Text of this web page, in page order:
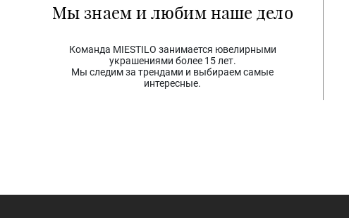
Мы знаем и любим наше дело
Команда MIESTILO занимается ювелирными
украшениями более 15 лет.
Мы следим за трендами и выбираем самые
интересные.